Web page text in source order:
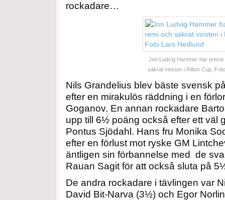
rockadare…
Jon Ludvig Hammer har
säkrat vinsten i Rilton Cup.
Nils Grandelius blev bäste svensk
efter en mirakulös räddning i en
Goganov. En annan rockadare
upp till 6½ poäng också efter ett väl
Pontus Sjödahl. Hans fru Monika
efter en förlust mot ryske GM
äntligen sin förbannelse med de
Rauan Sagit för att också sluta på
De andra rockadare i tävlingen var
David Bit-Narva (3½) och Egor